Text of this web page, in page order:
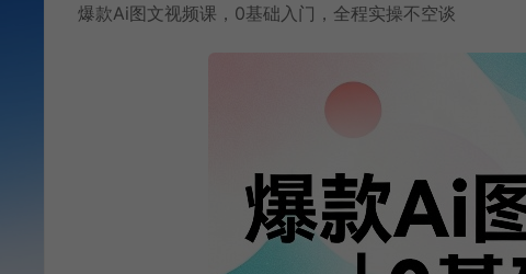
爆款Ai图文视频课，0基础入门，全程实操不空谈